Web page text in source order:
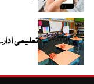
تعلیمی ادارے 24 اگست تک بند رہیں گے،